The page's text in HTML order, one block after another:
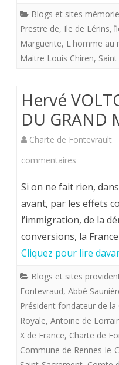
traces
matérielles
prisons
du
fer.
Blogs et sites
Prestre de, Ile de Lérins,
Marguerite, L'homme au
Maitre Louis Chiren,
Hervé
DU GRAND
Charte de Fontevrault
commentaires
VOLTO.
LE
SECRET
GRAND
Si on ne fait rien,
avant, par les effets
l’immigration, de la
conversions, la
Cliquez pour lire
Blogs et sites
Fontevraud, Abbé
Président fondateur de
Royale, Antoine de
X de France, Charte de
Commune de Rennes-le-